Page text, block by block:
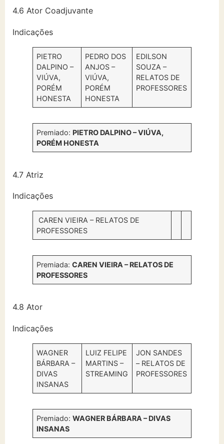
4.6 Ator Coadjuvante
Indicações
PIETRO
DALPINO –
VIÚVA,
PORÉM
HONESTA
PEDRO DOS
ANJOS –
VIÚVA,
PORÉM
HONESTA
EDILSON
SOUZA –
RELATOS DE
PROFESSORES
Premiado: PIETRO DALPINO – VIÚVA,
PORÉM HONESTA
4.7 Atriz
Indicações
CAREN VIEIRA – RELATOS DE
PROFESSORES
Premiada:CAREN VIEIRA – RELATOS DE
PROFESSORES
4.8 Ator
Indicações
WAGNER
BÁRBARA –
DIVAS
INSANAS
LUIZ FELIPE
MARTINS –
STREAMING
JON SANDES
– RELATOS DE
PROFESSORES
Premiado:WAGNER BÁRBARA – DIVAS
INSANAS